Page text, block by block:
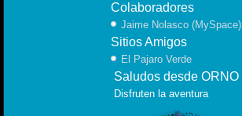
Colaboradores
Jaime Nolasco (MySpace)
Sitios Amigos
El Pajaro Verde
Saludos desde ORNO
Disfruten la aventura